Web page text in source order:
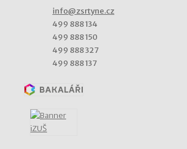
info@zsrtyne.cz
499 888 134
499 888 150
499 888 327
499 888 137